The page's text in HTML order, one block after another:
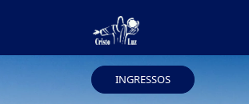
INGRESSOS